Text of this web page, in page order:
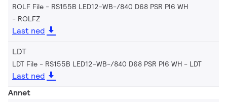
ROLF File - RS155B LED12-WB-/840 D68 PSR PI6 WH
ROLFZ
Last ned
LDT
LDT File - RS155B LED12-WB-/840 D68 PSR PI6 WH LDT
Last ned
Annet